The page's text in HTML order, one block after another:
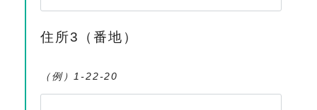
住所3（番地）
（例）1-22-20